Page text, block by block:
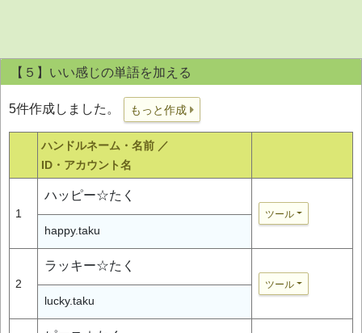
【５】いい感じの単語を加える
5件作成しました。 もっと作成
ハンドルネーム・名前 ／
ID・アカウント名
1
ハッピー☆たく
ツール
happy.taku
2
ラッキー☆たく
ツール
lucky.taku